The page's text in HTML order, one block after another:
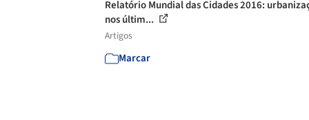
Relatório Mundial das Cidades 2016:
nos últim...
Artigos
Marcar